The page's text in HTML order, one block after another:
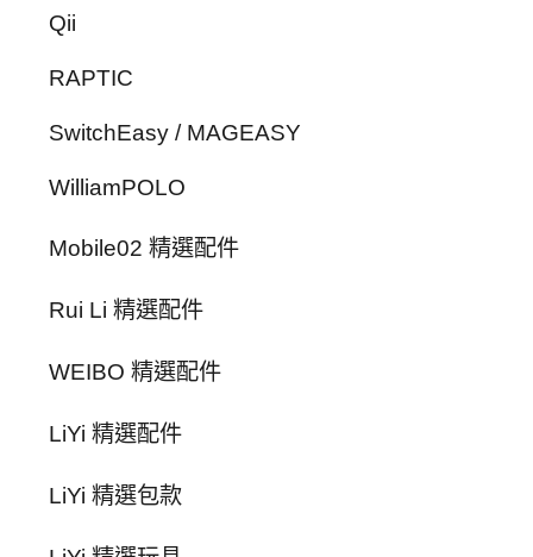
Qii
RAPTIC
SwitchEasy / MAGEASY
WilliamPOLO
Mobile02 精選配件
Rui Li 精選配件
WEIBO 精選配件
LiYi 精選配件
LiYi 精選包款